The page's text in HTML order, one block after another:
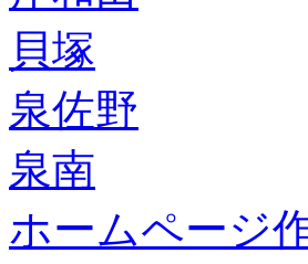
貝塚
泉佐野
泉南
ホームページ